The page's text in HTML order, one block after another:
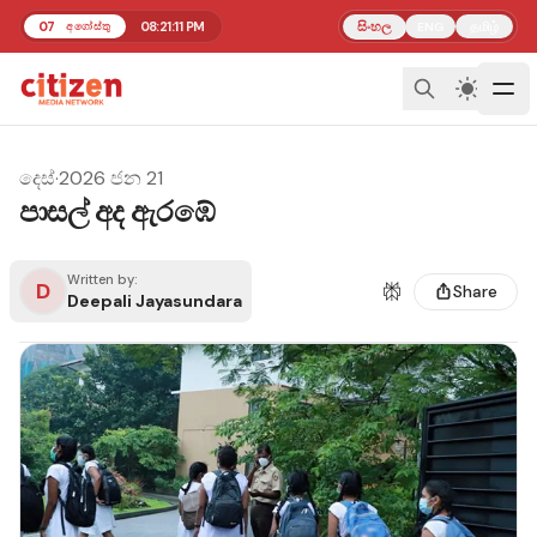
07 අගෝස්තු 08:21:11 PM සිංහල
දෙස්·2026 ජන 21
පාසල් අද ඇරඹේ
D Written by:
Deepali Jayasundara Share